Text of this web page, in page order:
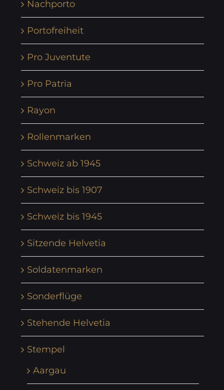
Nachporto
Portofreiheit
Pro Juventute
Pro Patria
Rayon
Rollenmarken
Schweiz ab 1945
Schweiz bis 1907
Schweiz bis 1945
Sitzende Helvetia
Soldatenmarken
Sonderflüge
Stehende Helvetia
Stempel
Aargau